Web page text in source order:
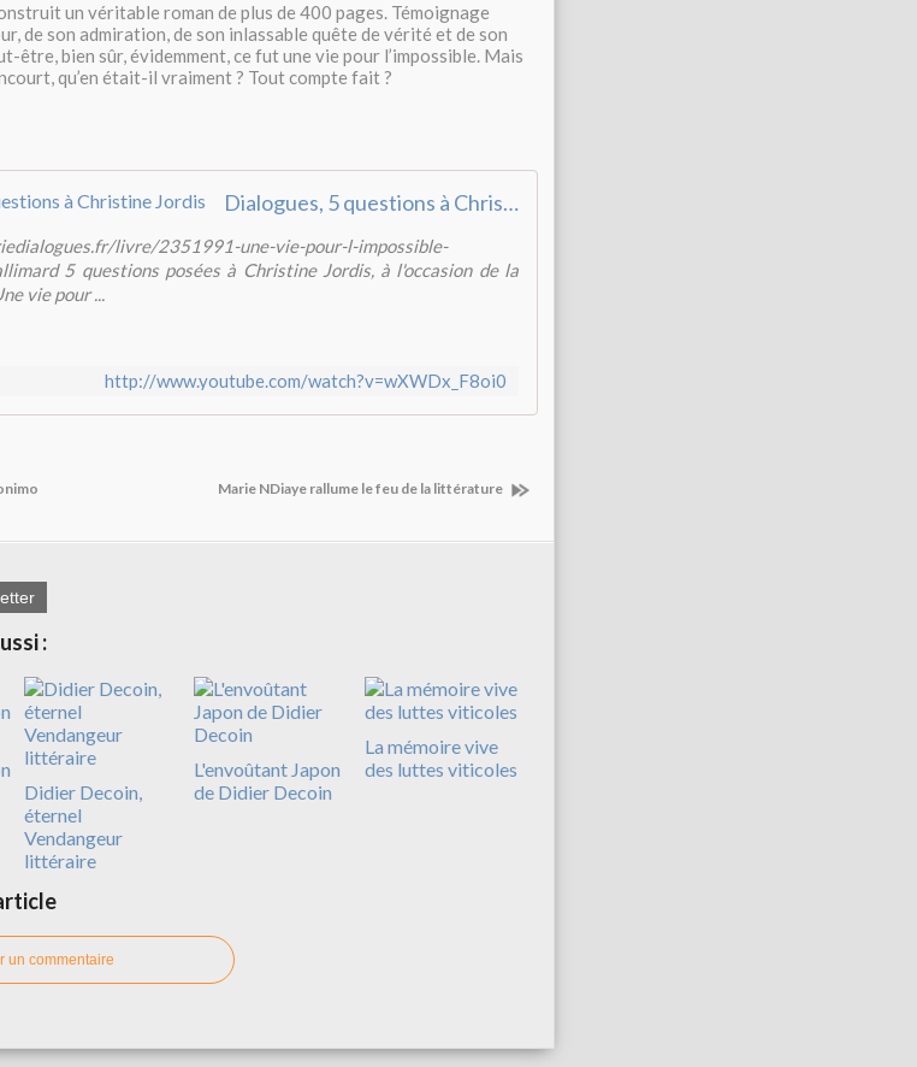
un véritable roman de plus de 400 pages. Témoignage
de son admiration, de son inlassable quête de vérité et de son
être, bien sûr, évidemment, ce fut une vie pour l’impossible. Mais
qu’en était-il vraiment ? Tout compte fait ?
Dialogues, 5 questions à Christine Jordis
livre/2351991-une-vie-pour-l-impossible-
5 questions posées à Christine Jordis, à l'occasion de la
vie pour ...
http://www.youtube.com/watch?v=wXWDx_F8oi0
Marie NDiaye rallume le feu de la littérature
:
Didier Decoin,
éternel
Vendangeur
littéraire
L'envoûtant Japon
de Didier Decoin
La mémoire vive
des luttes viticoles
un commentaire